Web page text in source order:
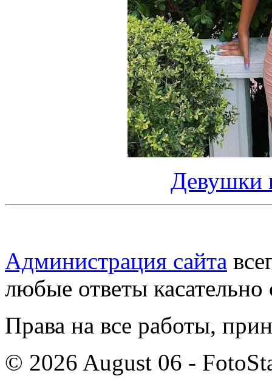
Девушки
Администрация сайта
любые ответы касательно
Права на все работы,
© 2026 August 06 -